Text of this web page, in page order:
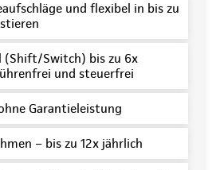
und flexibel in bis zu
(Shift/Switch) bis zu 6x
und steuerfrei
Garantieleistung
– bis zu 12x jährlich